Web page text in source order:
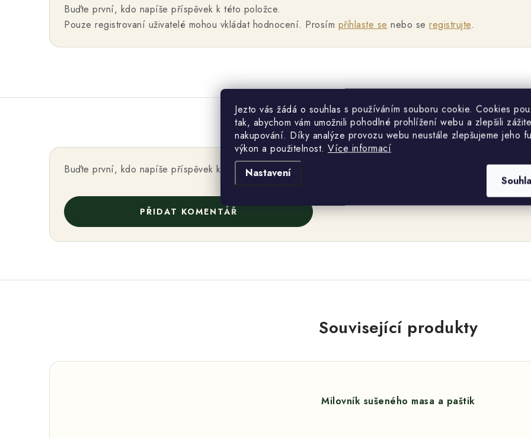
Jezto vás žádá o souhlas s používáním souboru cookie. Cookies
tak, abychom vám umožnili pohodlné prohlížení webu a zlepšili
nakupování. Díky analýze provozu webu neustále zlepšujeme jeho
výkon a použitelnost. Více informací
Nastavení
Buďte první, kdo napíše příspěvek k této položce.
Pouze registrovaní uživatelé mohou vkládat hodnocení. Prosím přihlaste se nebo se registrujte.
Buďte první, kdo napíše příspěvek k této položce.
PŘIDAT KOMENTÁŘ
Související produkty
Milovník sušeného masa a paštik